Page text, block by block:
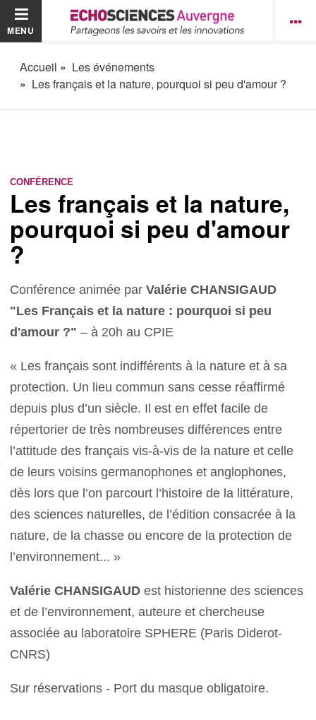
MENU
Accueil
Les événements
Les français et la nature, pourquoi si peu d'amour ?
CONFÉRENCE
Les français et la nature,
pourquoi si peu d'amour
?
Conférence animée parValérie CHANSIGAUD
"Les Français et la nature : pourquoi si peu
d'amour ?"– à 20h au CPIE
« Les français sont indifférents à la nature et à sa
protection. Un lieu commun sans cesse réaffirmé
depuis plus d’un siècle. Il est en effet facile de
répertorier de très nombreuses différences entre
l’attitude des français vis-à-vis de la nature et celle
de leurs voisins germanophones et anglophones,
dès lors que l’on parcourt l’histoire de la littérature,
des sciences naturelles, de l’édition consacrée à la
nature, de la chasse ou encore de la protection de
l’environnement... »
Valérie CHANSIGAUD est historienne des sciences
et de l’environnement, auteure et chercheuse
associée au laboratoire SPHERE (Paris Diderot-
CNRS)
Sur réservations - Port du masque obligatoire.